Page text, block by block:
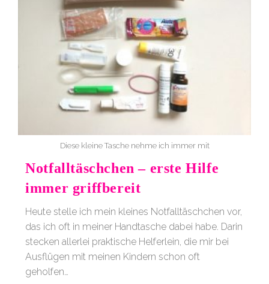
Diese kleine Tasche nehme ich immer mit
Notfalltäschchen – erste Hilfe
immer griffbereit
Heute stelle ich mein kleines Notfalltäschchen vor,
das ich oft in meiner Handtasche dabei habe. Darin
stecken allerlei praktische Helferlein, die mir bei
Ausflügen mit meinen Kindern schon oft
geholfen…